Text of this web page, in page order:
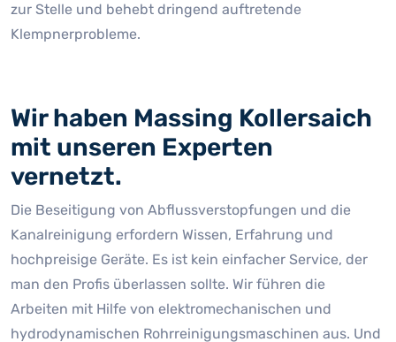
zur Stelle und behebt dringend auftretende
Klempnerprobleme.
Wir haben Massing Kollersaich
mit unseren Experten
vernetzt.
Die Beseitigung von Abflussverstopfungen und die
Kanalreinigung erfordern Wissen, Erfahrung und
hochpreisige Geräte. Es ist kein einfacher Service, der
man den Profis überlassen sollte. Wir führen die
Arbeiten mit Hilfe von elektromechanischen und
hydrodynamischen Rohrreinigungsmaschinen aus. Und